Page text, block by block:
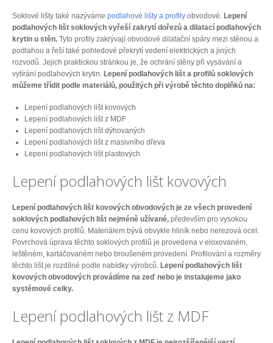
Soklové lišty také nazýváme podlahové lišty a profily obvodové. Lepení
podlahových lišt soklových vyřeší zakrytí dořezů a dilatací podlahových
krytin u stěn. Tyto profily zakrývají obvodové dilatační spáry mezi stěnou a
podlahou a řeší také pohledové překrytí vedení elektrických a jiných
rozvodů. Jejich praktickou stránkou je, že ochrání stěny při vysávání a
vytírání podlahových krytin. Lepení podlahových lišt a profilů soklových
můžeme třídit podle materiálů, použitých při výrobě těchto doplňků na:
Lepení podlahových lišt kovových
Lepení podlahových lišt z MDF
Lepení podlahových lišt dýhovaných
Lepení podlahových lišt z masivního dřeva
Lepení podlahových lišt plastových
Lepení podlahových lišt kovových
Lepení podlahových lišt kovových obvodových je ze všech provedení
soklových podlahových lišt nejméně užívané, především pro vysokou
cenu kovových profilů. Materiálem bývá obvykle hliník nebo nerezová ocel.
Povrchová úprava těchto soklových profilů je provedena v eloxovaném,
leštěném, kartáčovaném nebo broušeném provedení. Profilování a rozměry
těchto lišt je rozdílné podle nabídky výrobců. Lepení podlahových lišt
kovových obvodových provádíme na zeď nebo je instalujeme jako
systémové celky.
Lepení podlahových lišt z MDF